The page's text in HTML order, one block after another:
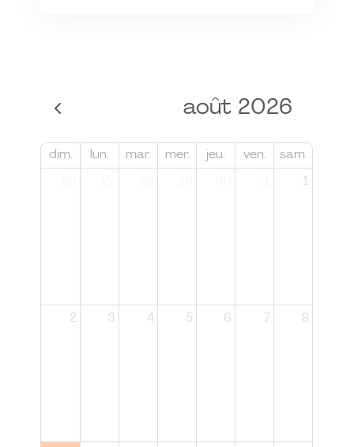
août 2026
dim. lun. mar. mer. jeu. ven. sam.
1
2 3 4 5 6 7 8